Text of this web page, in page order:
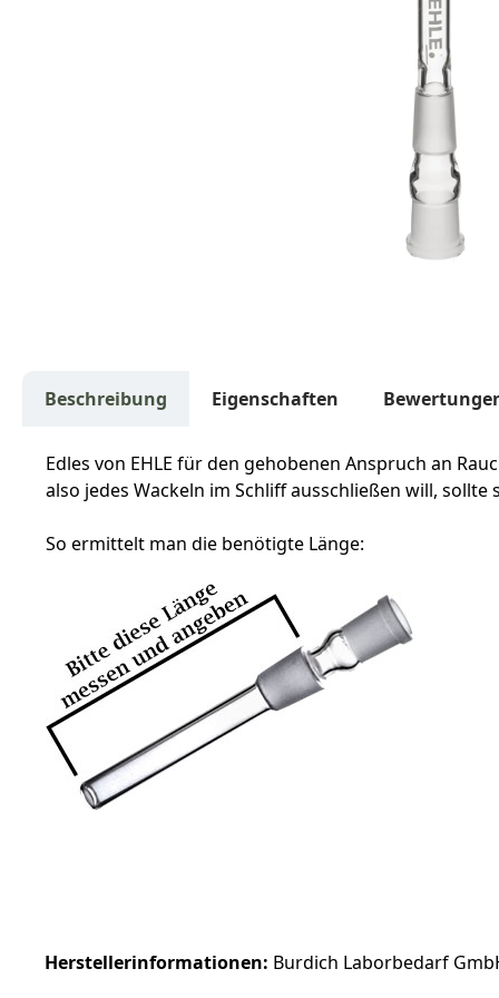
Beschreibung Eigenschaften
Edles von EHLE für den gehobenen Anspruch an
also jedes Wackeln im Schliff ausschließen will,
So ermittelt man die benötigte Länge:
Herstellerinformationen: Burdich Laborbedarf